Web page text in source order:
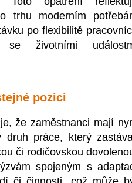
trhu moderním
po flexibilitě
životními
pozici
že zaměstnanci mají
druh práce, který
či rodičovskou
spojeným s